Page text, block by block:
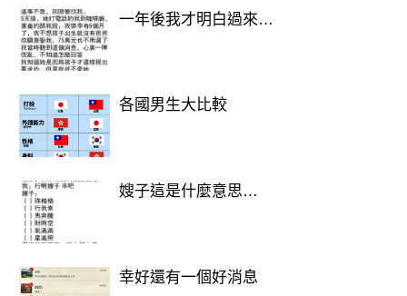
一年後我才明白過來…
各國男生大比較
嫂子這是什麼意思…
幸好還有一個好消息